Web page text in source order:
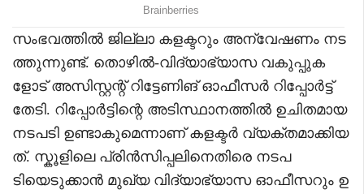
സംഭവത്തില്‍ ജില്ലാ കളക്ടറും അന്വേഷണം നട
ത്തുന്നുണ്ട്. തൊഴിൽ-വിദ്യാഭ്യാസ വകുപ്പുക
ളോട് അസിസ്റ്റന്റ് റിട്ടേണിങ് ഓഫീസർ റിപ്പോര്‍ട്ട്
തേടി. റിപ്പോർട്ടിന്റെ അടിസ്ഥാനത്തിൽ ഉചിതമായ
നടപടി ഉണ്ടാകുമെന്നാണ് കളക്ടർ വ്യക്തമാക്കിയ
ത്. സ്കൂളിലെ പ്രിൻസിപ്പലിനെതിരെ നടപ
ടിയെടുക്കാൻ മുഖ്യ വിദ്യാഭ്യാസ ഓഫീസറും ഉ